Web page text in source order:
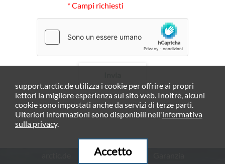
* Campi richiesti
support.arctic.de utilizza i cookie per offrire ai propri
lettori la migliore esperienza sul sito web. Inoltre, alcuni
cookie sono impostati anche da servizi di terze parti.
Ulteriori informazioni sono disponibili nell'informativa
sulla privacy.
Accetto